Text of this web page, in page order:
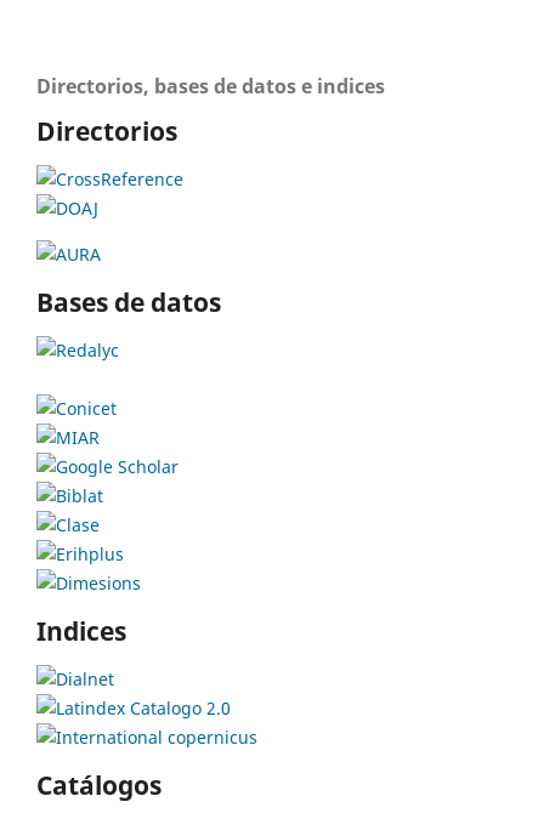
Directorios, bases de datos e indices
Directorios
Bases de datos
Indices
Catálogos